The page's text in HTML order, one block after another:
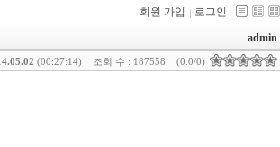
회원 가입 로그인
admin
(0.0/0)
조회 수 : 187558
(00:27:14)